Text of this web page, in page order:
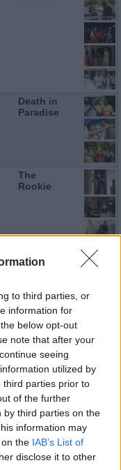
to third parties, or
information for
below opt-out
note that after your
seeing
utilized by
third parties prior to
of the further
by third parties on the
information may
the IAB’s List of
disclose it to other
Death in
Paradise
The
Rookie
Rookie
Suits
Death in
Paradise